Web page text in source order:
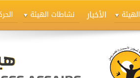
الهيئة الأخبار نشاطات الهيئة